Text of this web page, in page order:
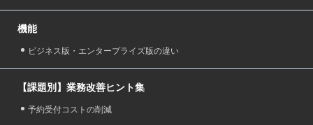
機能
ビジネス版・エンタープライズ版の違い
【課題別】業務改善ヒント集
予約受付コストの削減